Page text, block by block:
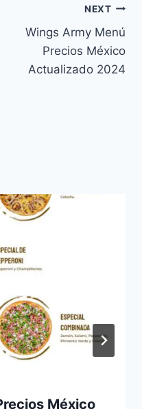
NEXT
Wings Army Menú
Precios México
Actualizado 2024
México